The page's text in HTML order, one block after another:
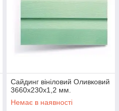
Сайдинг вініловий Оливковий
3660х230х1,2 мм.
Немає в наявності